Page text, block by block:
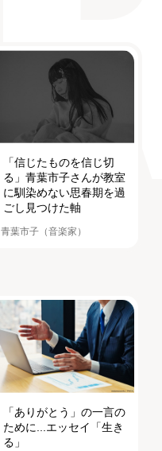
「信じたものを信じ切
る」青葉市子さんが教室
に馴染めない思春期を過
ごし見つけた軸
青葉市子（音楽家）
「ありがとう」の一言の
ために...エッセイ「生き
る」